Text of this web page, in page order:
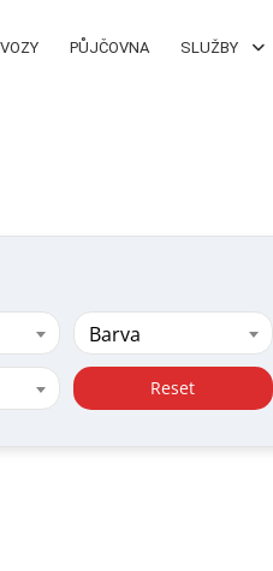
PŮJČOVNA SLUŽBY
Barva
Reset